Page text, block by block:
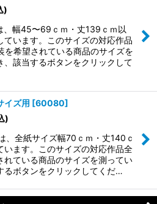
)
、幅45〜69ｃｍ・丈139ｃｍ以
ています。このサイズの対応作品
希望されている商品のサイズを
、該当するボタンをクリックして
ズ用 [60080]
)
、全紙サイズ幅70ｃｍ・丈140ｃ
います。このサイズの対応作品全
れている商品のサイズを測ってい
るボタンをクリックしてくだ…